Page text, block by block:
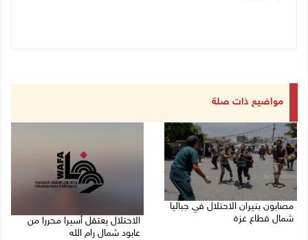
مواضيع ذات صلة
مصابون بنيران الاحتلال في جباليا
شمال قطاع غزة
الاحتلال يعتقل أسيرا محررا من
عابود شمال رام الله